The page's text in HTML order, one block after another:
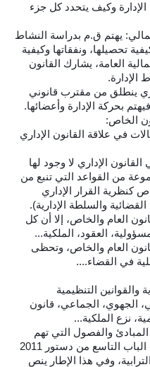
وكيف يتحدد كل جزء
يهتم ق.م بدراسة النشاط
تحصيلها، ونفقاتها وكيفية
العامة، يشارك القانون
الإدارة.
ينطلق من مقترب قانوني
بحركة الإدارة وأعضائها.
الخاص:
الفقهي الحالي بين 3 حالات في علاقة القانون الإداري
القانون الإداري لا وجود لها
من القواعد التي تنبع من
كنظرية القرار الإداري
والسلطة الإدارية).
العام والخاص، إلا أن كل
العقود، الملكية...
العام والخاص، وتحظى
في القضاء....
والقوانين التنظيمية
الجهوي، الجماعي، قانون
نزع الملكية...
والفصول التي تهم
الإدارة والقانون الإداري، من أهمها : الباب التاسع من دستور 2011
وفي هذا الإطار ينص